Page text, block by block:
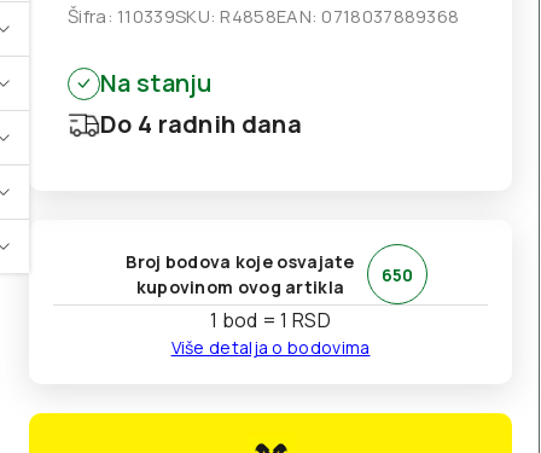
Šifra: 110339SKU: R4858EAN: 0718037889368
Na stanju
Do 4 radnih dana
Broj bodova koje osvajate
kupovinom ovog artikla
650
1 bod = 1 RSD
Više detalja o bodovima